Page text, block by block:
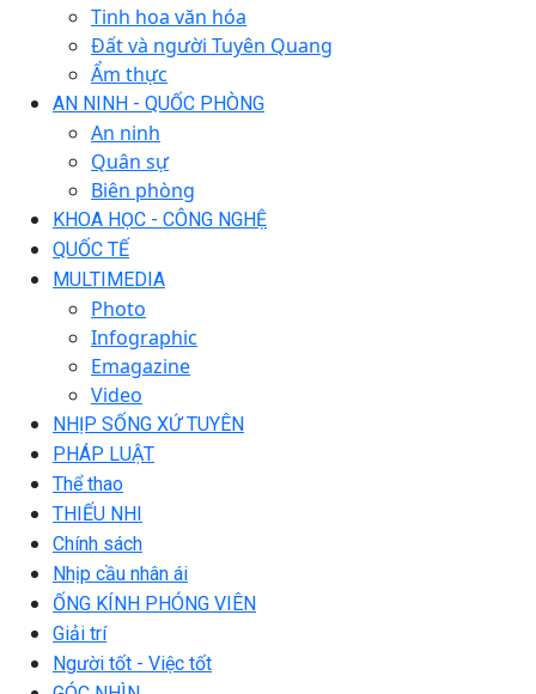
Tinh hoa văn hóa
Đất và người Tuyên Quang
Ẩm thực
AN NINH - QUỐC PHÒNG
An ninh
Quân sự
Biên phòng
KHOA HỌC - CÔNG NGHỆ
QUỐC TẾ
MULTIMEDIA
Photo
Infographic
Emagazine
Video
NHỊP SỐNG XỨ TUYÊN
PHÁP LUẬT
Thể thao
THIẾU NHI
Chính sách
Nhịp cầu nhân ái
ỐNG KÍNH PHÓNG VIÊN
Giải trí
Người tốt - Việc tốt